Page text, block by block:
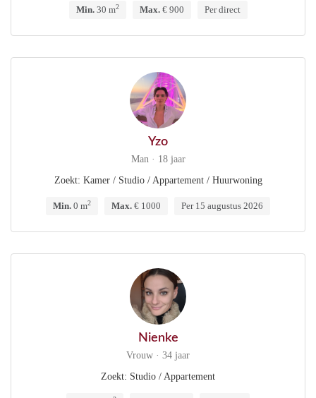
Min.30 m2 Max.€ 900 Per direct
Yzo
Man · 18 jaar
Zoekt: Kamer / Studio / Appartement / Huurwoning
Min. 0 m2 Max. € 1000 Per 15 augustus 2026
Nienke
Vrouw · 34 jaar
Zoekt: Studio / Appartement